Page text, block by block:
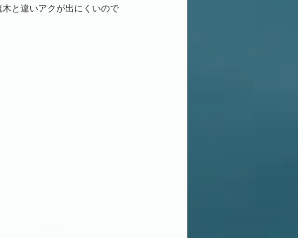
と違いアクが出にくいので